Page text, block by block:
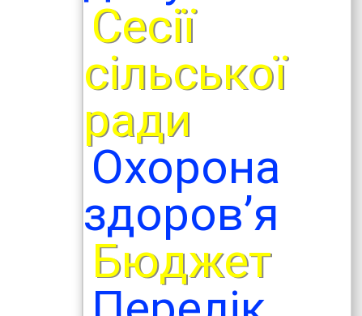
Сесії
сільської
ради
Охорона
здоров’я
Бюджет